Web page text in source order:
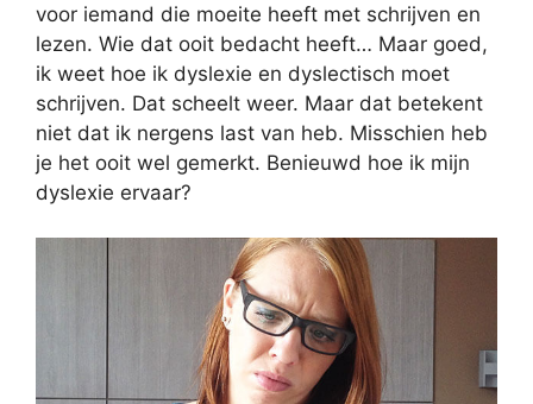
voor iemand die moeite heeft met schrijven en
lezen. Wie dat ooit bedacht heeft… Maar goed,
ik weet hoe ik dyslexie en dyslectisch moet
schrijven. Dat scheelt weer. Maar dat betekent
niet dat ik nergens last van heb. Misschien heb
je het ooit wel gemerkt. Benieuwd hoe ik mijn
dyslexie ervaar?